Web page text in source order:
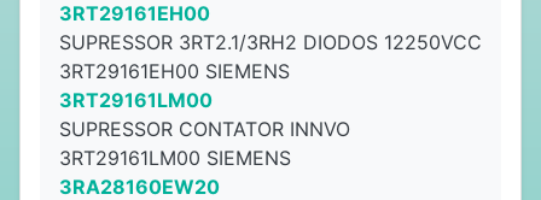
3RT29161EH00
SUPRESSOR 3RT2.1/3RH2 DIODOS 12250VCC
3RT29161EH00 SIEMENS
3RT29161LM00
SUPRESSOR CONTATOR INNVO
3RT29161LM00 SIEMENS
3RA28160EW20